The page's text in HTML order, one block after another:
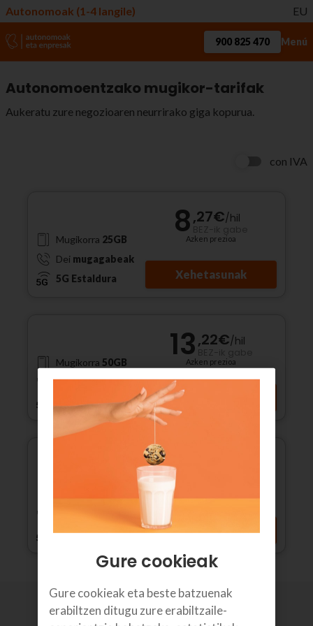
Autonomoak (1-4 langile) EU
900 825 470 Menú
Autonomoentzako mugikor-tarifak
Aukeratu zure negozioaren neurrirako giga kopurua.
con IVA
Mugikorra 25GB
Dei mugagabeak
5G Estaldura
8,27€/hil
Azken prezioa
Xehetasunak
Mugikorra 50GB
Deimugagabeak
5G Estaldura
13,22€/hil
Azken prezioa
Xehetasunak
GB mugagabeak
5G Estaldura
Xehetasunak
Gure cookieak
Gure cookieak eta beste batzuenak
erabiltzen ditugu zure erabiltzaile-